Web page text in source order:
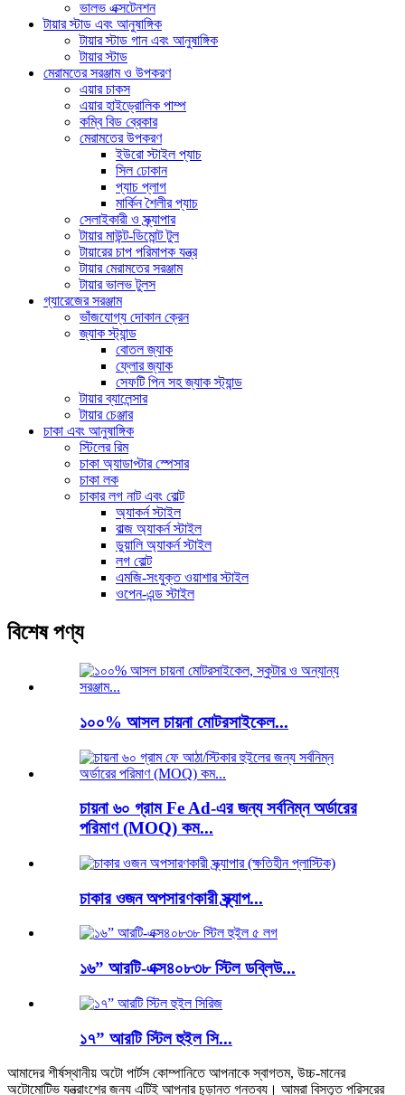
ভালভ এক্সটেনশন
টায়ার স্টাড এবং আনুষাঙ্গিক
টায়ার স্টাড গান এবং আনুষাঙ্গিক
টায়ার স্টাড
মেরামতের সরঞ্জাম ও উপকরণ
এয়ার চাকস
এয়ার হাইড্রোলিক পাম্প
কম্বি বিড ব্রেকার
মেরামতের উপকরণ
ইউরো স্টাইল প্যাচ
সিল ঢোকান
প্যাচ প্লাগ
মার্কিন শৈলীর প্যাচ
সেলাইকারী ও স্ক্র্যাপার
টায়ার মাউন্ট-ডিমোন্ট টুল
টায়ারের চাপ পরিমাপক যন্ত্র
টায়ার মেরামতের সরঞ্জাম
টায়ার ভালভ টুলস
গ্যারেজের সরঞ্জাম
ভাঁজযোগ্য দোকান ক্রেন
জ্যাক স্ট্যান্ড
বোতল জ্যাক
ফ্লোর জ্যাক
সেফটি পিন সহ জ্যাক স্ট্যান্ড
টায়ার ব্যালেন্সার
টায়ার চেঞ্জার
চাকা এবং আনুষাঙ্গিক
স্টিলের রিম
চাকা অ্যাডাপ্টার স্পেসার
চাকা লক
চাকার লগ নাট এবং বোল্ট
অ্যাকর্ন স্টাইল
বাল্জ অ্যাকর্ন স্টাইল
ডুয়ালি অ্যাকর্ন স্টাইল
লগ বোল্ট
এমজি-সংযুক্ত ওয়াশার স্টাইল
ওপেন-এন্ড স্টাইল
বিশেষ পণ্য
১০০% আসল চায়না মোটরসাইকেল...
চায়না ৬০ গ্রাম Fe Ad-এর জন্য সর্বনিম্ন অর্ডারের
পরিমাণ (MOQ) কম...
চাকার ওজন অপসারণকারী স্ক্র্যাপ...
১৬” আরটি-এক্স৪০৮৩৮ স্টিল ডব্লিউ...
১৭” আরটি স্টিল হুইল সি...
আমাদের শীর্ষস্থানীয় অটো পার্টস কোম্পানিতে আপনাকে স্বাগতম, উচ্চ-মানের
অটোমোটিভ যন্ত্রাংশের জন্য এটিই আপনার চূড়ান্ত গন্তব্য। আমরা বিস্তৃত পরিসরের